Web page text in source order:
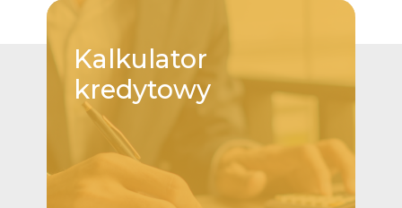
Kalkulator
kredytowy